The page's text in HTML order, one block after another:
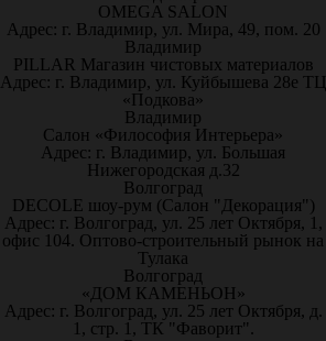
OMEGA SALON
Адрес: г. Владимир, ул. Мира, 49, пом. 20
Владимир
PILLAR Магазин чистовых материалов
Адрес: г. Владимир, ул. Куйбышева 28е ТЦ
«Подкова»
Владимир
Салон «Философия Интерьера»
Адрес: г. Владимир, ул. Большая
Нижегородская д.32
Волгоград
DECOLE шоу-рум (Салон "Декорация")
Адрес: г. Волгоград, ул. 25 лет Октября, 1,
офис 104. Оптово-строительный рынок на
Тулака
Волгоград
«ДОМ КАМЕНЬОН»
Адрес: г. Волгоград, ул. 25 лет Октября, д.
1, стр. 1, ТК "Фаворит".